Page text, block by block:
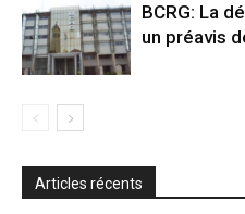
BCRG: La
un préavis
Articles récents